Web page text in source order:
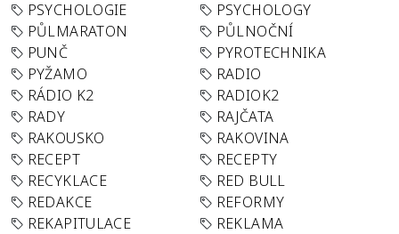
PSYCHOLOGIE
PSYCHOLOGY
PŮLMARATON
PŮLNOČNÍ
PUNČ
PYROTECHNIKA
PYŽAMO
RADIO
RÁDIO K2
RADIOK2
RADY
RAJČATA
RAKOUSKO
RAKOVINA
RECEPT
RECEPTY
RECYKLACE
RED BULL
REDAKCE
REFORMY
REKAPITULACE
REKLAMA